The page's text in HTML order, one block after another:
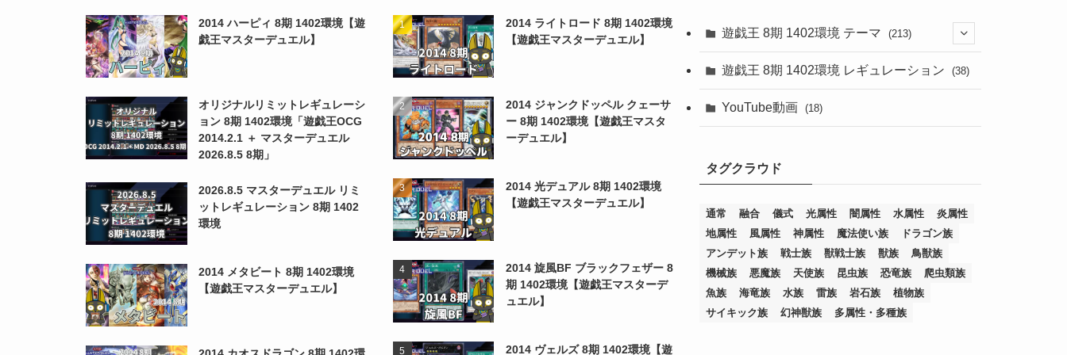
2014 ハーピィ 8期 1402環境【遊
戯王マスターデュエル】
オリジナルリミットレギュレーシ
ョン 8期 1402環境「遊戯王OCG
2014.2.1 ＋ マスターデュエル
2026.8.5 8期」
2026.8.5 マスターデュエル リミ
ットレギュレーション 8期 1402
環境
2014 メタビート 8期 1402環境
【遊戯王マスターデュエル】
2014 ライトロード 8期 1402環境
【遊戯王マスターデュエル】
2014 ジャンクドッペル クェーサ
ー 8期 1402環境【遊戯王マスタ
ーデュエル】
2014 光デュアル 8期 1402環境
【遊戯王マスターデュエル】
2014 旋風BF ブラックフェザー 8
期 1402環境【遊戯王マスターデ
ュエル】
2014 ヴェルズ 8期 1402環境【遊
遊戯王 8期 1402環境 テーマ (213)
(76)
(19)
(1)
(1)
(2)
(1)
(2)
(36)
(3)
(4)
(1)
(1)
(1)
(1)
(8)
(3)
(1)
(67)
(1)
(12)
(19)
(3)
(2)
(1)
(3)
(1)
(5)
(4)
(1)
(12)
(1)
(5)
(1)
(1)
(1)
(1)
(4)
(2)
(9)
(4)
(2)
(11)
(47)
(2)
(1)
(5)
(1)
(1)
(21)
(2)
(14)
(1)
(1)
(5)
(1)
(1)
(59)
(23)
(2)
(15)
(33)
(17)
(7)
遊戯王 8期 1402環境 レギュレーション (38)
YouTube動画 (18)
タグクラウド
通常 融合 儀式 光属性 闇属性 水属性
炎属性
地属性
風属性 神属性 魔法使い族
ドラゴン族
アンデット族
戦士族 獣戦士族 獣族
鳥獣族
機械族
悪魔族 天使族 昆虫族 恐竜族
爬虫類族
魚族
海竜族 水族 雷族 岩石族
植物族
サイキック族
幻神獣族 多属性・多種族